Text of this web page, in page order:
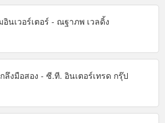
อินเวอร์เตอร์ - ณฐาภพ เวลดิ้ง
ลึงมือสอง - ซี.ที. อินเตอร์เทรด กรุ๊ป